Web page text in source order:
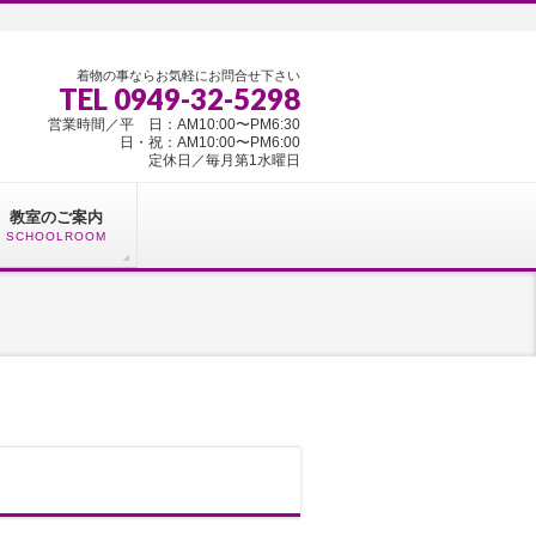
着物の事ならお気軽にお問合せ下さい
TEL 0949-32-5298
営業時間／平 日：AM10:00〜PM6:30
日・祝：AM10:00〜PM6:00
定休日／毎月第1水曜日
教室のご案内
SCHOOLROOM